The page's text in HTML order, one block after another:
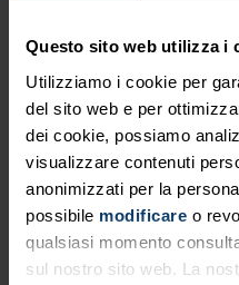
Questo sito web utilizza i
Utilizziamo i cookie per
del sito web e per
dei cookie, possiamo
visualizzare contenuti
anonimizzati per la
possibile modificare o
qualsiasi momento
sul nostro sito web. La
CARATTERISTICHE DEL
Il poliestere è una fibra
il sudore e si asciuga
mantiene la forma senza
conserva il colore originale
utilizzato per capi tecnici
SISTEMA DI CONTROLLO